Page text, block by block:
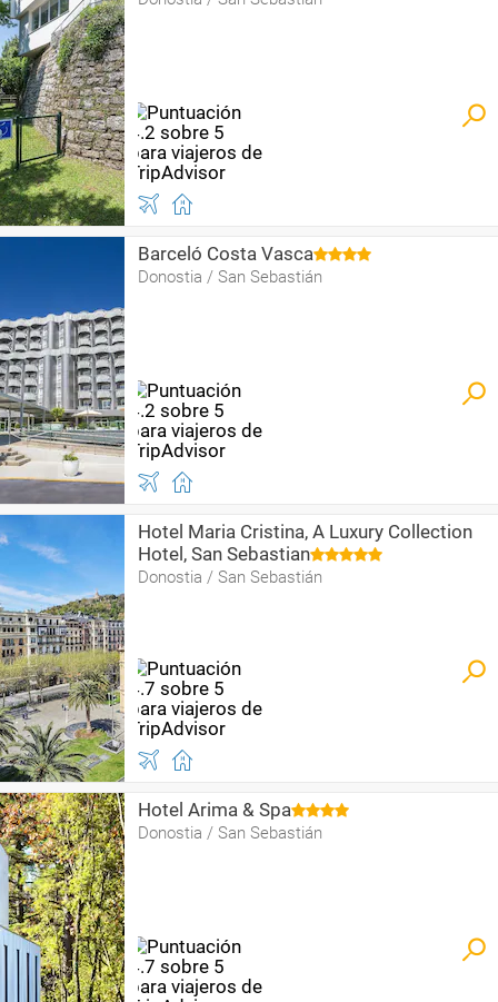
Barceló Costa Vasca
Donostia / San Sebastián
Hotel Maria Cristina, A Luxury Collection
Hotel, San Sebastian
Donostia / San Sebastián
Hotel Arima & Spa
Donostia / San Sebastián